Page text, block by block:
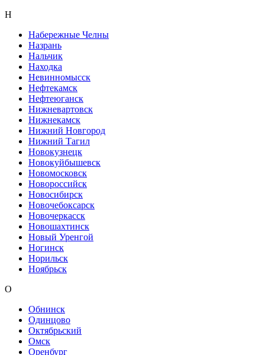
Н
Набережные Челны
Назрань
Нальчик
Находка
Невинномысск
Нефтекамск
Нефтеюганск
Нижневартовск
Нижнекамск
Нижний Новгород
Нижний Тагил
Новокузнецк
Новокуйбышевск
Новомосковск
Новороссийск
Новосибирск
Новочебоксарск
Новочеркасск
Новошахтинск
Новый Уренгой
Ногинск
Норильск
Ноябрьск
О
Обнинск
Одинцово
Октябрьский
Омск
Оренбург